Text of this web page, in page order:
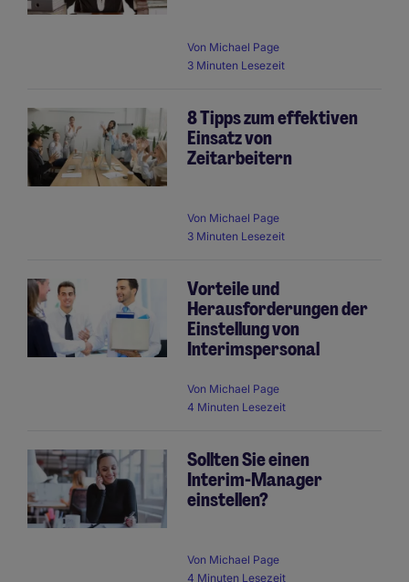
Von Michael Page
3 Minuten Lesezeit
8 Tipps zum effektiven
Einsatz von
Zeitarbeitern
Von Michael Page
3 Minuten Lesezeit
Vorteile und
Herausforderungen der
Einstellung von
Interimspersonal
Von Michael Page
4 Minuten Lesezeit
Sollten Sie einen
Interim-Manager
einstellen?
Von Michael Page
4 Minuten Lesezeit